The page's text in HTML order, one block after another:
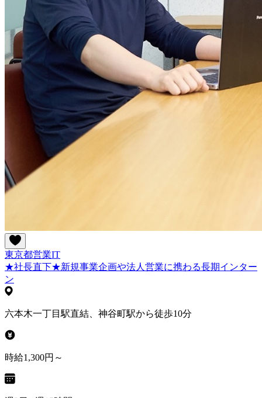
東京都営業IT
★社長直下★新規事業企画や法人営業に携わる長期インター
ン
六本木一丁目駅直結、神谷町駅から徒歩10分
時給1,300円～